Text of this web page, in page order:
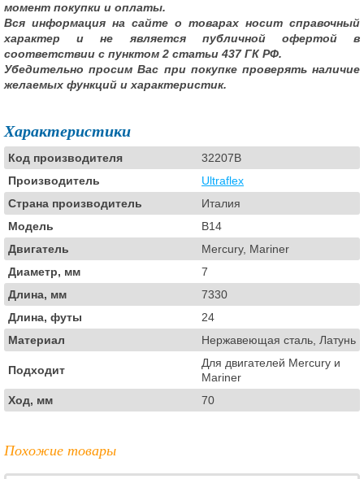
момент покупки и оплаты.
Вся информация на сайте о товарах носит справочный
характер и не является публичной офертой в
соответствии с пунктом 2 статьи 437 ГК РФ.
Убедительно просим Вас при покупке проверять наличие
желаемых функций и характеристик.
Характеристики
Код производителя
32207B
Производитель
Ultraflex
Страна производитель
Италия
Модель
B14
Двигатель
Mercury, Mariner
Диаметр, мм
7
Длина, мм
7330
Длина, футы
24
Материал
Нержавеющая сталь, Латунь
Подходит
Для двигателей Mercury и
Mariner
Ход, мм
70
Похожие товары